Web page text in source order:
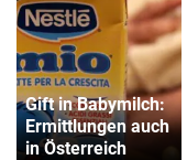
Gift in Babymilch:
Ermittlungen auch
in Österreich